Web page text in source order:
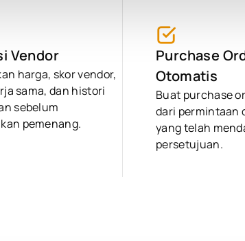
Vendor
harga, skor vendor,
sama, dan histori
sebelum
pemenang.
Purchase
Otomatis
Buat purchase
dari permintaan
yang telah
persetujuan.